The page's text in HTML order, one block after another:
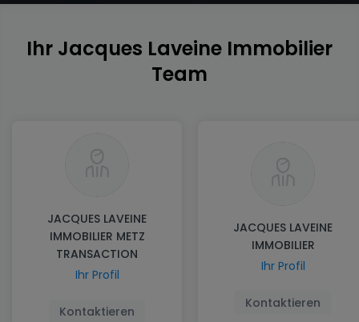
Ihr Jacques Laveine Immobilier
Team
JACQUES LAVEINE
IMMOBILIER METZ
TRANSACTION
Ihr Profil
Kontaktieren
JACQUES LAVEINE
IMMOBILIER
Ihr Profil
Kontaktieren